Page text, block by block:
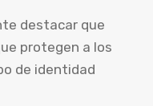
destacar que
protegen a los
de identidad